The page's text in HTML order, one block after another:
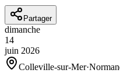
Partager
dimanche
14
juin 2026
Colleville-sur-Mer·